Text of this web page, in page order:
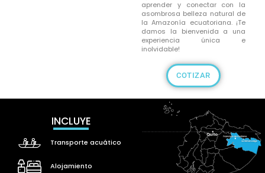
aprender y conectar con la
asombrosa belleza natural de
la Amazonía ecuatoriana. ¡Te
damos la bienvenida a una
experiencia única e
inolvidable!
COTIZAR
INCLUYE
Transporte acuático
Alojamiento